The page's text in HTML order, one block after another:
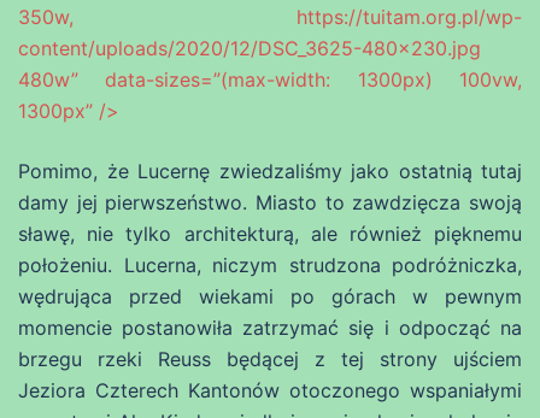
350w, https://tuitam.org.pl/wp-
content/uploads/2020/12/DSC_3625-480×230.jpg
480w” data-sizes=”(max-width: 1300px) 100vw,
1300px” />
Pomimo, że Lucernę zwiedzaliśmy jako ostatnią tutaj
damy jej pierwszeństwo. Miasto to zawdzięcza swoją
sławę, nie tylko architekturą, ale również pięknemu
położeniu. Lucerna, niczym strudzona podróżniczka,
wędrująca przed wiekami po górach w pewnym
momencie postanowiła zatrzymać się i odpocząć na
brzegu rzeki Reuss będącej z tej strony ujściem
Jeziora Czterech Kantonów otoczonego wspaniałymi